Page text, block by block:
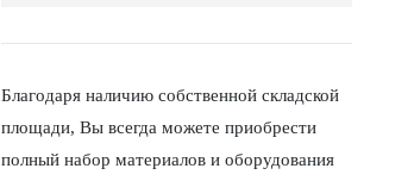
Благодаря наличию собственной складской
площади, Вы всегда можете приобрести
полный набор материалов и оборудования